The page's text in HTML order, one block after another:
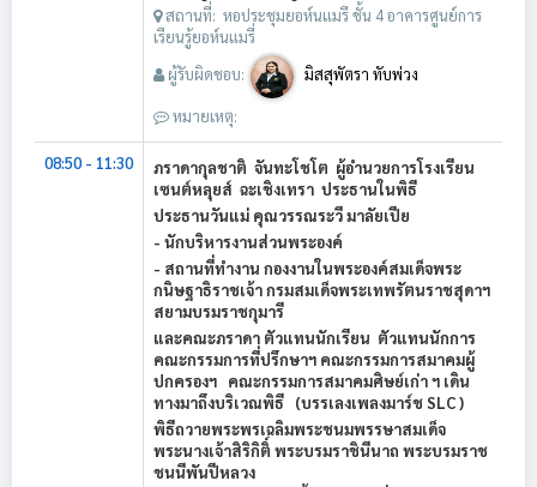
สถานที่: หอประชุมยอห์นแมรี ชั้น 4 อาคารศูนย์การ
เรียนรู้ยอห์นแมรี่
ผู้รับผิดชอบ:
มิสสุพัตรา ทับพ่วง
หมายเหตุ:
08:50 - 11:30
ภราดากุลชาติ จันทะโชโต ผู้อำนวยการโรงเรียน
เซนต์หลุยส์ ฉะเชิงเทรา ประธานในพิธี
ประธานวันแม่ คุณวรรณระวี มาลัยเปีย
- นักบริหารงานส่วนพระองค์
- สถานที่ทำงาน กองงานในพระองค์สมเด็จพระ
กนิษฐาธิราชเจ้า กรมสมเด็จพระเทพรัตนราชสุดาฯ
สยามบรมราชกุมารี
และคณะภราดา ตัวแทนนักเรียน ตัวแทนนักการ
คณะกรรมการที่ปรึกษาฯ คณะกรรมการสมาคมผู้
ปกครองฯ คณะกรรมการสมาคมศิษย์เก่า ฯ เดิน
ทางมาถึงบริเวณพิธี (บรรเลงเพลงมาร์ช SLC )
พิธีถวายพระพรเฉลิมพระชนมพรรษาสมเด็จ
พระนางเจ้าสิริกิติ์ พระบรมราชินีนาถ พระบรมราช
ชนนีพันปีหลวง